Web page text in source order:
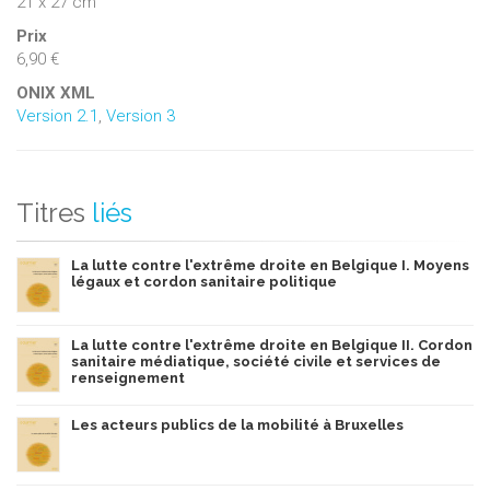
Prix
6,90 €
ONIX XML
Version 2.1 Version 3
Titres liés
La lutte contre l'extrême droite en Belgique I. Moyens
légaux et cordon sanitaire politique
La lutte contre l'extrême droite en Belgique II. Cordon
sanitaire médiatique, société civile et services de
renseignement
Les acteurs publics de la mobilité à Bruxelles